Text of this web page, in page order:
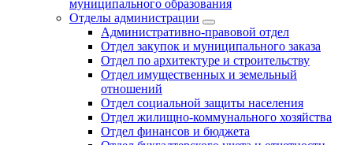
муниципального образования
Отделы администрации
Административно-правовой отдел
Отдел закупок и муниципального заказа
Отдел по архитектуре и строительству
Отдел имущественных и земельный
отношений
Отдел социальной защиты населения
Отдел жилищно-коммунального хозяйства
Отдел финансов и бюджета